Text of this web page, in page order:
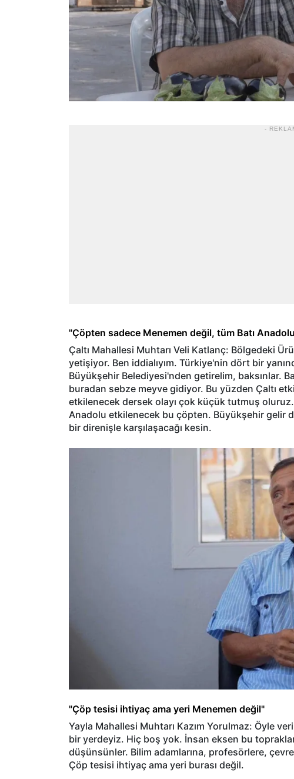
-
"Çöpten sadece Menemen değil, tüm Batı
Çaltı Mahallesi Muhtarı Veli Katlanç: Bölgedeki
yetişiyor. Ben iddialıyım. Türkiye'nin dört bir
Büyükşehir Belediyesi'nden getirelim, baksınlar.
buradan sebze meyve gidiyor. Bu yüzden Çaltı
etkilenecek dersek olayı çok küçük tutmuş oluruz.
Anadolu etkilenecek bu çöpten. Büyükşehir gelir
bir direnişle karşılaşacağı kesin.
"Çöp tesisi ihtiyaç ama yeri Menemen değil"
Yayla Mahallesi Muhtarı Kazım Yorulmaz: Öyle
bir yerdeyiz. Hiç boş yok. İnsan eksen bu
düşünsünler. Bilim adamlarına, profesörlere,
Çöp tesisi ihtiyaç ama yeri burası değil.